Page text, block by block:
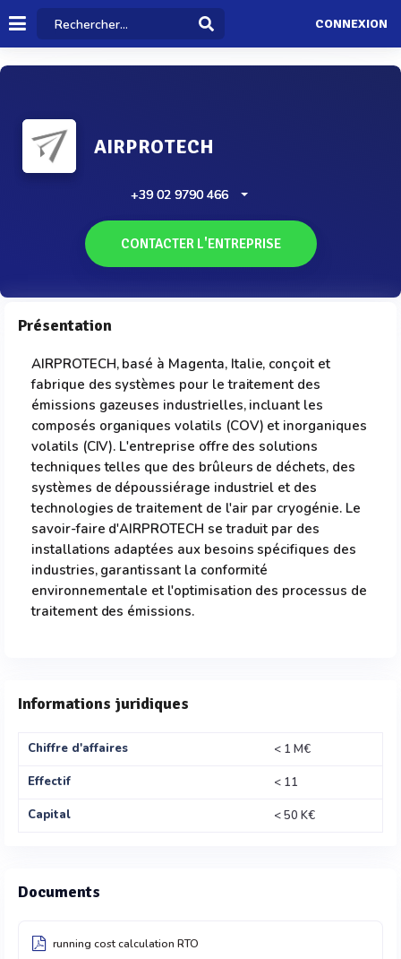
CONNEXION
AIRPROTECH
+39 02 9790 466
CONTACTER L'ENTREPRISE
Présentation
AIRPROTECH, basé à Magenta, Italie, conçoit et
fabrique des systèmes pour le traitement des
émissions gazeuses industrielles, incluant les
composés organiques volatils (COV) et inorganiques
volatils (CIV). L'entreprise offre des solutions
techniques telles que des brûleurs de déchets, des
systèmes de dépoussiérage industriel et des
technologies de traitement de l'air par cryogénie. Le
savoir-faire d'AIRPROTECH se traduit par des
installations adaptées aux besoins spécifiques des
industries, garantissant la conformité
environnementale et l'optimisation des processus de
traitement des émissions.
Informations juridiques
Chiffre d'affaires
< 1 M€
Effectif
< 11
Capital
< 50 K€
Documents
running cost calculation RTO